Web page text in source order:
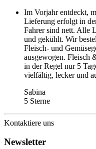
Im Vorjahr entdeckt,
Lieferung erfolgt in
Fahrer sind nett. Alle
und gekühlt. Wir
Fleisch- und
ausgewogen. Fleisch
in der Regel nur 5
vielfältig, lecker und
Sabina
5 Sterne
Kontaktiere uns
Newsletter